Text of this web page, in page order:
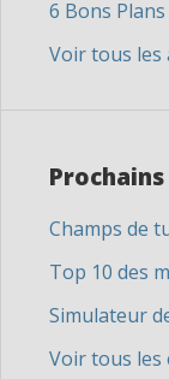
6 Bons
Voir tous les
Champs de
Top 10 des
Simulateur
Voir tous les